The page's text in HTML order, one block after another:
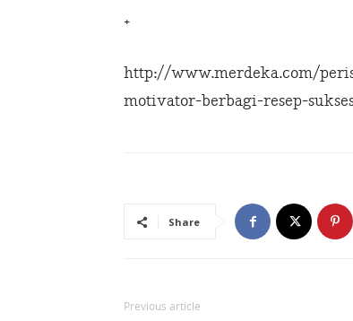
+
http://www.merdeka.com/
motivator-berbagi-resep-
Share
Previous article